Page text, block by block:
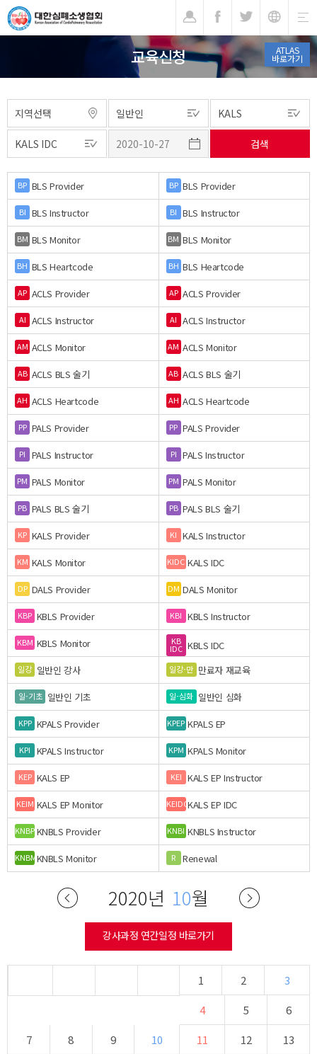
ATLAS
바로가기
교육신청
BP BLS Provider BP BLS Provider
BI BLS Instructor BI BLS Instructor
BM BLS Monitor BM BLS Monitor
BH BLS Heartcode BH BLS Heartcode
AP ACLS Provider AP ACLS Provider
AI ACLS Instructor AI ACLS Instructor
AM ACLS Monitor AM ACLS Monitor
AB ACLS BLS 술기 AB ACLS BLS 술기
AH ACLS Heartcode AH ACLS Heartcode
PP PALS Provider PP PALS Provider
PI PALS Instructor PI PALS Instructor
PM PALS Monitor PM PALS Monitor
PB PALS BLS 술기 PB PALS BLS 술기
KP KALS Provider KI KALS Instructor
KM KALS Monitor KIDC KALS IDC
DP DALS Provider DM DALS Monitor
KBP KBLS Provider KBI KBLS Instructor
KBM KBLS Monitor KB
IDC KBLS IDC
일강 일반인 강사 일강-만 만료자 재교육
일-기초 일반인 기초 일-심화 일반인 심화
KPP KPALS Provider KPEP KPALS EP
KPI KPALS Instructor KPM KPALS Monitor
KEP KALS EP KEI KALS EP Instructor
KEIM KALS EP Monitor KEIDCKALS EP IDC
KNBPKNBLS Provider KNBI KNBLS Instructor
KNBMKNBLS Monitor R Renewal
2020년 10월
강사과정 연간일정 바로가기
1 2
3
4
5
6
7
8 9 10 11 12
13